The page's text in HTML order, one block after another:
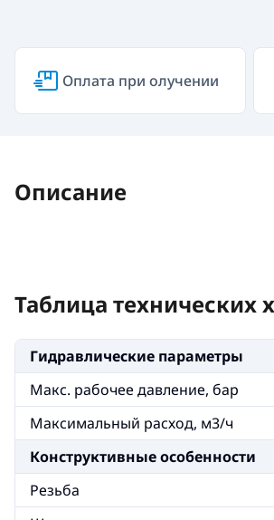
Оплата при олучении
Описание
Таблица технических
Гидравлические параметры
Макс. рабочее давление, бар
Максимальный расход, м3/ч
Конструктивные особенности
Резьба